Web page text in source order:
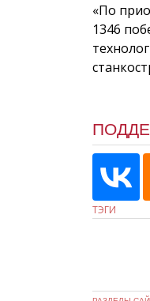
«По
1346
ТЭГИ